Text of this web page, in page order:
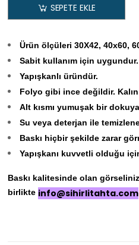
SEPETE EKLE
Ürün ölçüleri 30X42, 40x60,
Sabit kullanım için uygundur.
Yapışkanlı üründür.
Folyo gibi ince değildir.
Alt kısmı yumuşak bir
Su veya deterjan ile
Baskı hiçbir şekilde zarar
Yapışkanı kuvvetli olduğu
Baskı kalitesinde olan
birlikte info@sihirlitahta.com